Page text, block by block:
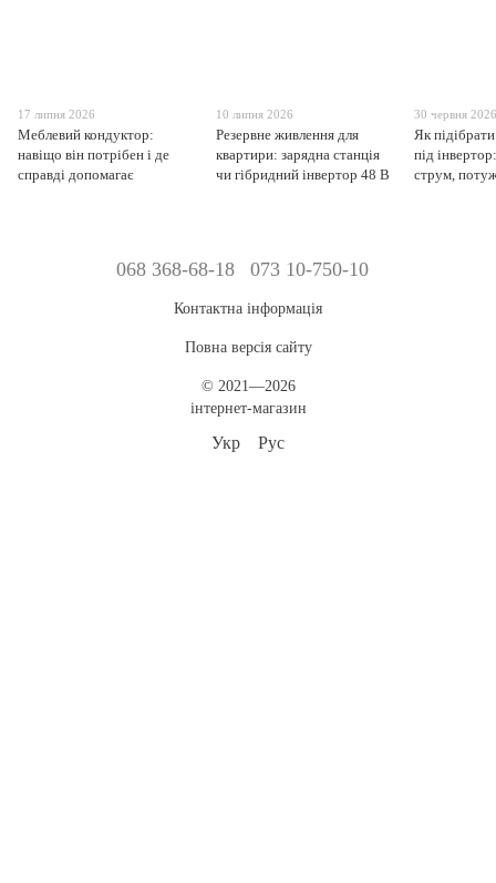
17 липня 2026
Меблевий кондуктор:
навіщо він потрібен і де
справді допомагає
10 липня 2026
Резервне живлення для
квартири: зарядна станція
чи гібридний інвертор 48 В
30 червня
Як
під
струм,
068 368-68-18 073 10-750-10
Контактна інформація
Повна версія сайту
© 2021—2026
інтернет-магазин
Укр Рус